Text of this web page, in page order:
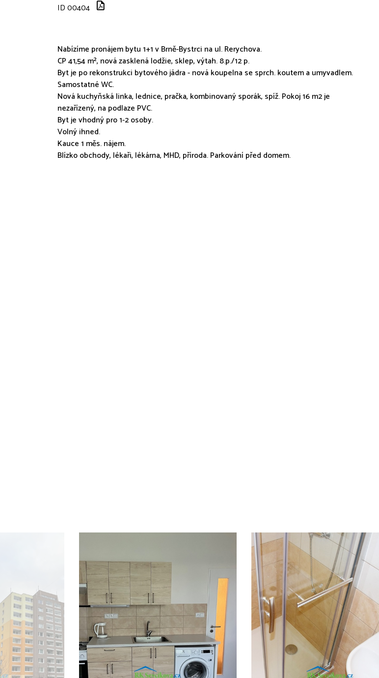
ID 00404
Nabízíme pronájem bytu 1+1 v Brně-Bystrci na ul. Rerychova.
CP 41,54 m², nová zasklená lodžie, sklep, výtah. 8.p./12 p.
Byt je po rekonstrukci bytového jádra - nová koupelna se sprch. koutem a umyvadlem.
Samostatné WC.
Nová kuchyňská linka, lednice, pračka, kombinovaný sporák, spíž. Pokoj 16 m2 je
nezařízený, na podlaze PVC.
Byt je vhodný pro 1-2 osoby.
Volný ihned.
Kauce 1 měs. nájem.
Blízko obchody, lékaři, lékárna, MHD, příroda. Parkování před domem.